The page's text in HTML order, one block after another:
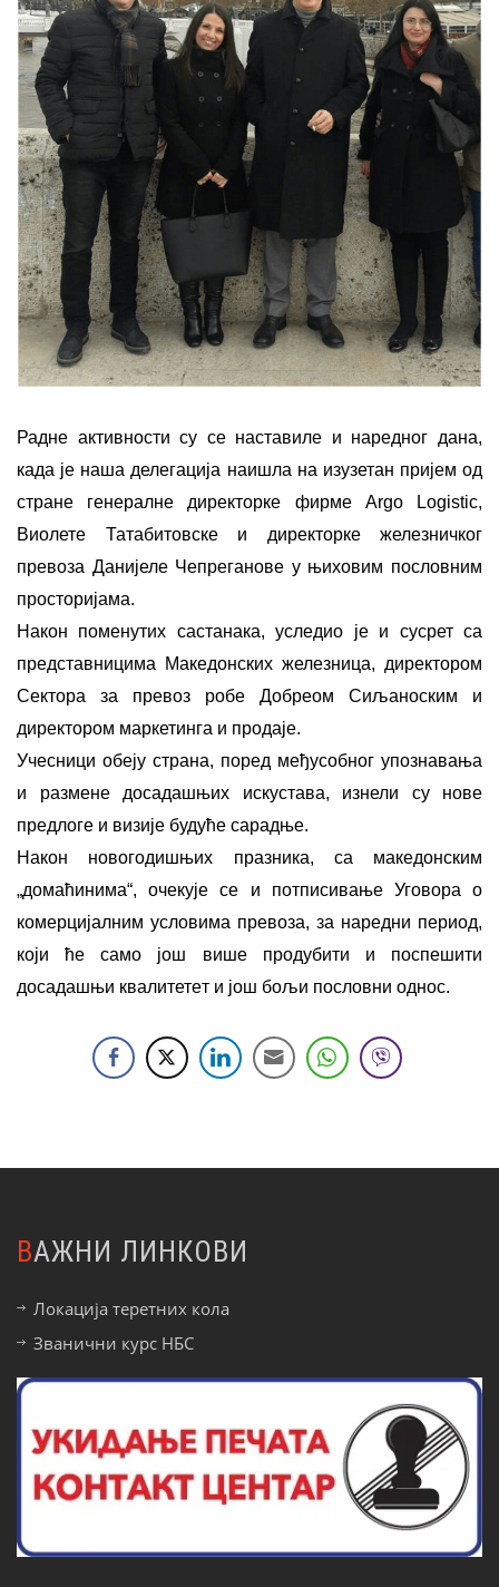
Радне активности су се наставиле и наредног дана,
када је наша делегација наишла на изузетан пријем од
стране генералне директорке фирме Argo Logistic,
Виолете Татабитовске и директорке железничког
превоза Данијеле Чепреганове у њиховим пословним
просторијама.
Након поменутих састанака, уследио је и сусрет са
представницима Македонских железница, директором
Сектора за превоз робе Добреом Сиљаноским и
директором маркетинга и продаје.
Учесници обеју страна, поред међусобног упознавања
и размене досадашњих искустава, изнели су нове
предлоге и визије будуће сарадње.
Након новогодишњих празника, са македонским
„домаћинима“, очекује се и потписивање Уговора о
комерцијалним условима превоза, за наредни период,
који ће само још више продубити и поспешити
досадашњи квалитетeт и још бољи пословни однос.
ВАЖНИ ЛИНКОВИ
Локација теретних кола
Званични курс НБС